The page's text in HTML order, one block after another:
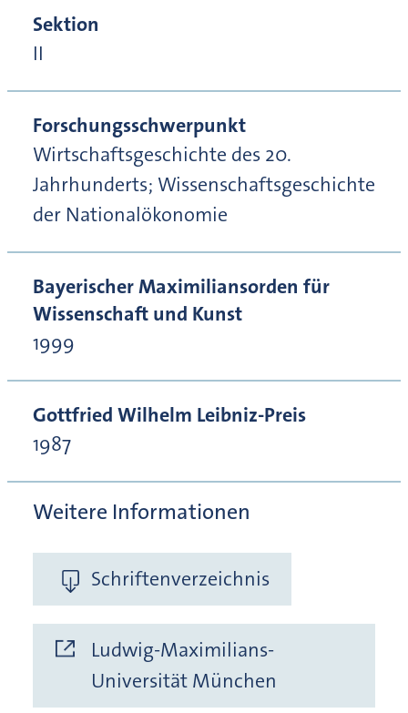
Sektion
II
Forschungsschwerpunkt
Wirtschaftsgeschichte des 20.
Jahrhunderts; Wissenschaftsgeschichte
der Nationalökonomie
Bayerischer Maximiliansorden für
Wissenschaft und Kunst
1999
Gottfried Wilhelm Leibniz-Preis
1987
Weitere Informationen
Schriftenverzeichnis
Ludwig-Maximilians-
Universität München